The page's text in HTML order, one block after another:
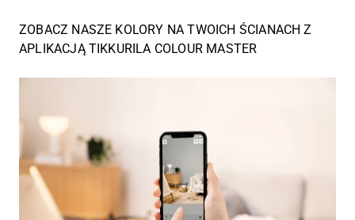
ZOBACZ NASZE KOLORY NA TWOICH ŚCIANACH Z
APLIKACJĄ TIKKURILA COLOUR MASTER